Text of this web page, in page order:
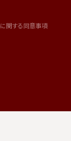
関する同意事項